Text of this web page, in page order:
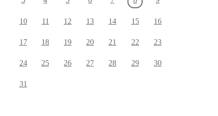
10 11 12 13 14 15 16
17 18 19 20 21 22 23
24 25 26 27 28 29 30
31